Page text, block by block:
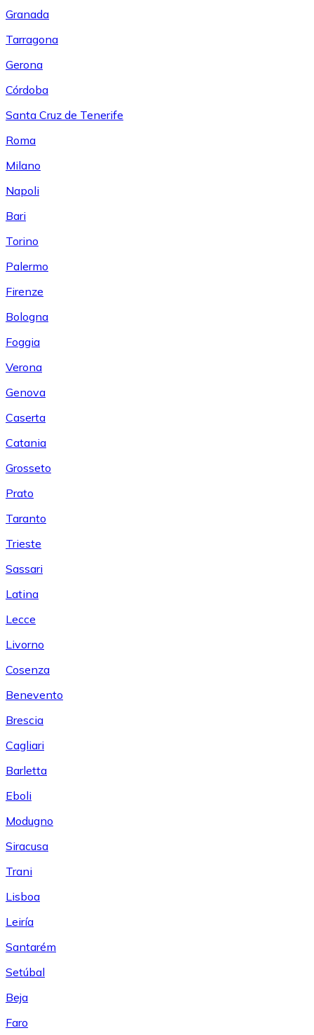
Granada
Tarragona
Gerona
Córdoba
Santa Cruz de Tenerife
Roma
Milano
Napoli
Bari
Torino
Palermo
Firenze
Bologna
Foggia
Verona
Genova
Caserta
Catania
Grosseto
Prato
Taranto
Trieste
Sassari
Latina
Lecce
Livorno
Cosenza
Benevento
Brescia
Cagliari
Barletta
Eboli
Modugno
Siracusa
Trani
Lisboa
Leiría
Santarém
Setúbal
Beja
Faro